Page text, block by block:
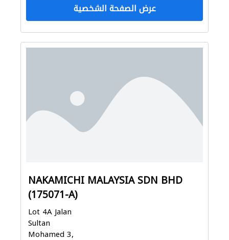
عرض الصفحة الشخصية
NAKAMICHI MALAYSIA SDN BHD
(175071-A)
Lot 4A Jalan
Sultan
Mohamed 3,